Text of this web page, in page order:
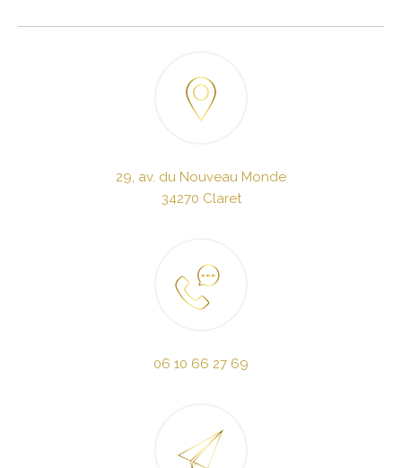
29, av. du Nouveau Monde
34270 Claret
06 10 66 27 69